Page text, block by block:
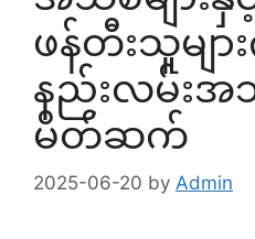
ဖန်တီးသူမျာ
နည်းလမ်းအ
မိတ်ဆက်
2025-06-20 by Admin